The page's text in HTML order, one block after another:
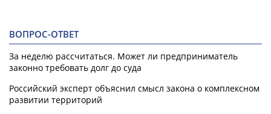
ВОПРОС-ОТВЕТ
За неделю рассчитаться. Может ли предприниматель
законно требовать долг до суда
Российский эксперт объяснил смысл закона о комплексном
развитии территорий